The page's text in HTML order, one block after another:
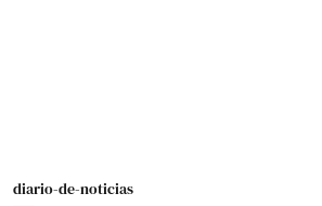
diario-de-noticias